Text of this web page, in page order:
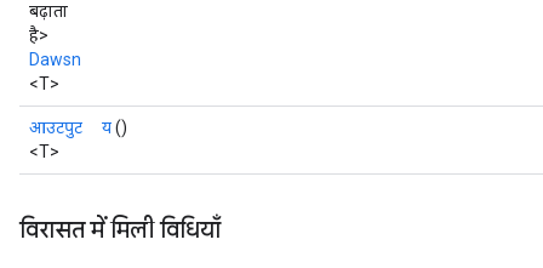
बढ़ाता
है>
Dawsn
<T>
आउटपुट
<T>
य()
विरासत में मिली विधियाँ